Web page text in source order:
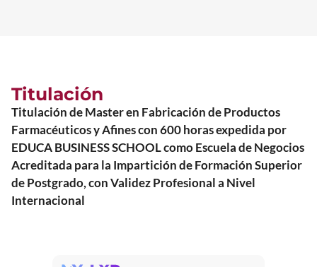
Titulación
Titulación de Master en Fabricación de Productos
Farmacéuticos y Afines con 600 horas expedida por
EDUCA BUSINESS SCHOOL como Escuela de Negocios
Acreditada para la Impartición de Formación Superior
de Postgrado, con Validez Profesional a Nivel
Internacional